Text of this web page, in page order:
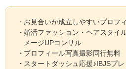
お見合いが成立しやすいプロフ
婚活ファッション・ヘアスタイ
メージUPコンサル
プロフィール写真撮影同行無料
スタートダッシュ応援♪IBJSプ